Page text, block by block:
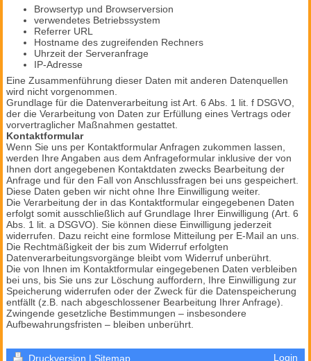
Browsertyp und Browserversion
verwendetes Betriebssystem
Referrer URL
Hostname des zugreifenden Rechners
Uhrzeit der Serveranfrage
IP-Adresse
Eine Zusammenführung dieser Daten mit anderen Datenquellen
wird nicht vorgenommen.
Grundlage für die Datenverarbeitung ist Art. 6 Abs. 1 lit. f DSGVO,
der die Verarbeitung von Daten zur Erfüllung eines Vertrags oder
vorvertraglicher Maßnahmen gestattet.
Kontaktformular
Wenn Sie uns per Kontaktformular Anfragen zukommen lassen,
werden Ihre Angaben aus dem Anfrageformular inklusive der von
Ihnen dort angegebenen Kontaktdaten zwecks Bearbeitung der
Anfrage und für den Fall von Anschlussfragen bei uns gespeichert.
Diese Daten geben wir nicht ohne Ihre Einwilligung weiter.
Die Verarbeitung der in das Kontaktformular eingegebenen Daten
erfolgt somit ausschließlich auf Grundlage Ihrer Einwilligung (Art. 6
Abs. 1 lit. a DSGVO). Sie können diese Einwilligung jederzeit
widerrufen. Dazu reicht eine formlose Mitteilung per E-Mail an uns.
Die Rechtmäßigkeit der bis zum Widerruf erfolgten
Datenverarbeitungsvorgänge bleibt vom Widerruf unberührt.
Die von Ihnen im Kontaktformular eingegebenen Daten verbleiben
bei uns, bis Sie uns zur Löschung auffordern, Ihre Einwilligung zur
Speicherung widerrufen oder der Zweck für die Datenspeicherung
entfällt (z.B. nach abgeschlossener Bearbeitung Ihrer Anfrage).
Zwingende gesetzliche Bestimmungen – insbesondere
Aufbewahrungsfristen – bleiben unberührt.
Druckversion | Sitemap Login